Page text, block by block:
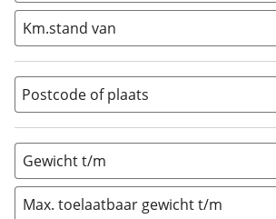
Integraal (0)
Opzetunit (0
Overig (1)
Vouwwagen
Km.stand van
Postcode of plaats
Gewicht t/m
Max. toelaatbaar gewicht t/m